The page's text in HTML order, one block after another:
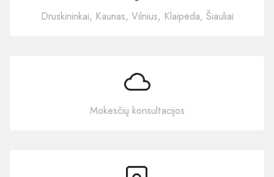
Druskininkai, Kaunas, Vilnius, Klaipėda, Šiauliai
Mokesčių konsultacijos